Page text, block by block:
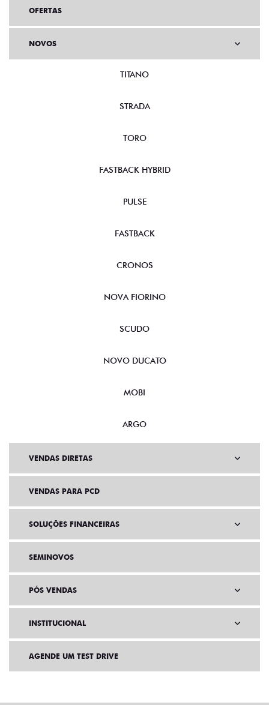
OFERTAS
NOVOS
TITANO
STRADA
TORO
FASTBACK HYBRID
PULSE
FASTBACK
CRONOS
NOVA FIORINO
SCUDO
NOVO DUCATO
MOBI
ARGO
VENDAS DIRETAS
VENDAS PARA PCD
SOLUÇÕES FINANCEIRAS
SEMINOVOS
PÓS VENDAS
INSTITUCIONAL
AGENDE UM TEST DRIVE